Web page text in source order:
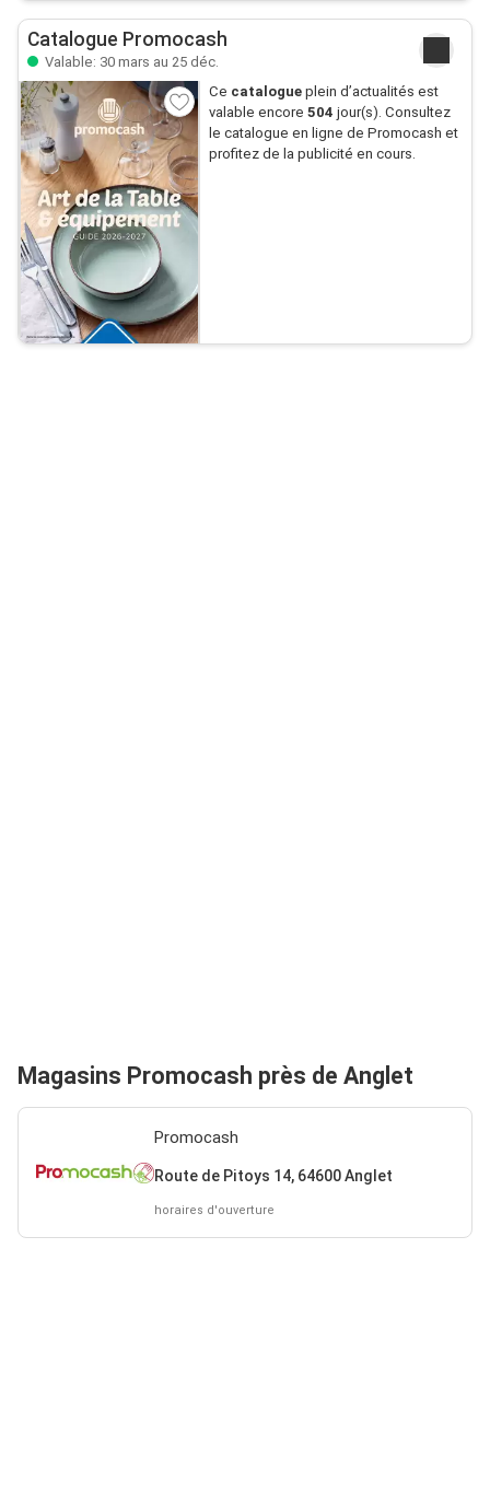
Catalogue Promocash
Valable: 30 mars au 25 déc.
Ce catalogueplein d’actualités est
valable encore 504 jour(s). Consultez
le catalogue en ligne de Promocash et
profitez de la publicité en cours.
Magasins Promocash près de Anglet
Promocash
Route de Pitoys 14, 64600 Anglet
horaires d'ouverture